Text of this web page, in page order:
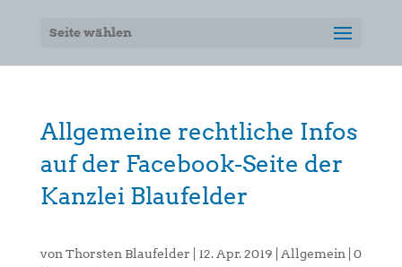
Seite wählen
Allgemeine rechtliche Infos
auf der Facebook-Seite der
Kanzlei Blaufelder
von Thorsten Blaufelder 12. Apr. 2019 Allgemein
0